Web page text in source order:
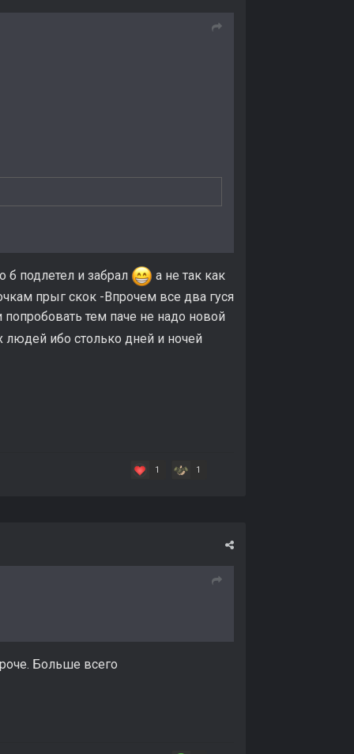
подлетел и забрал
а не так как
прыг скок -Впрочем все два гуся
тем паче не надо новой
людей ибо столько дней и ночей
1 1
Больше всего